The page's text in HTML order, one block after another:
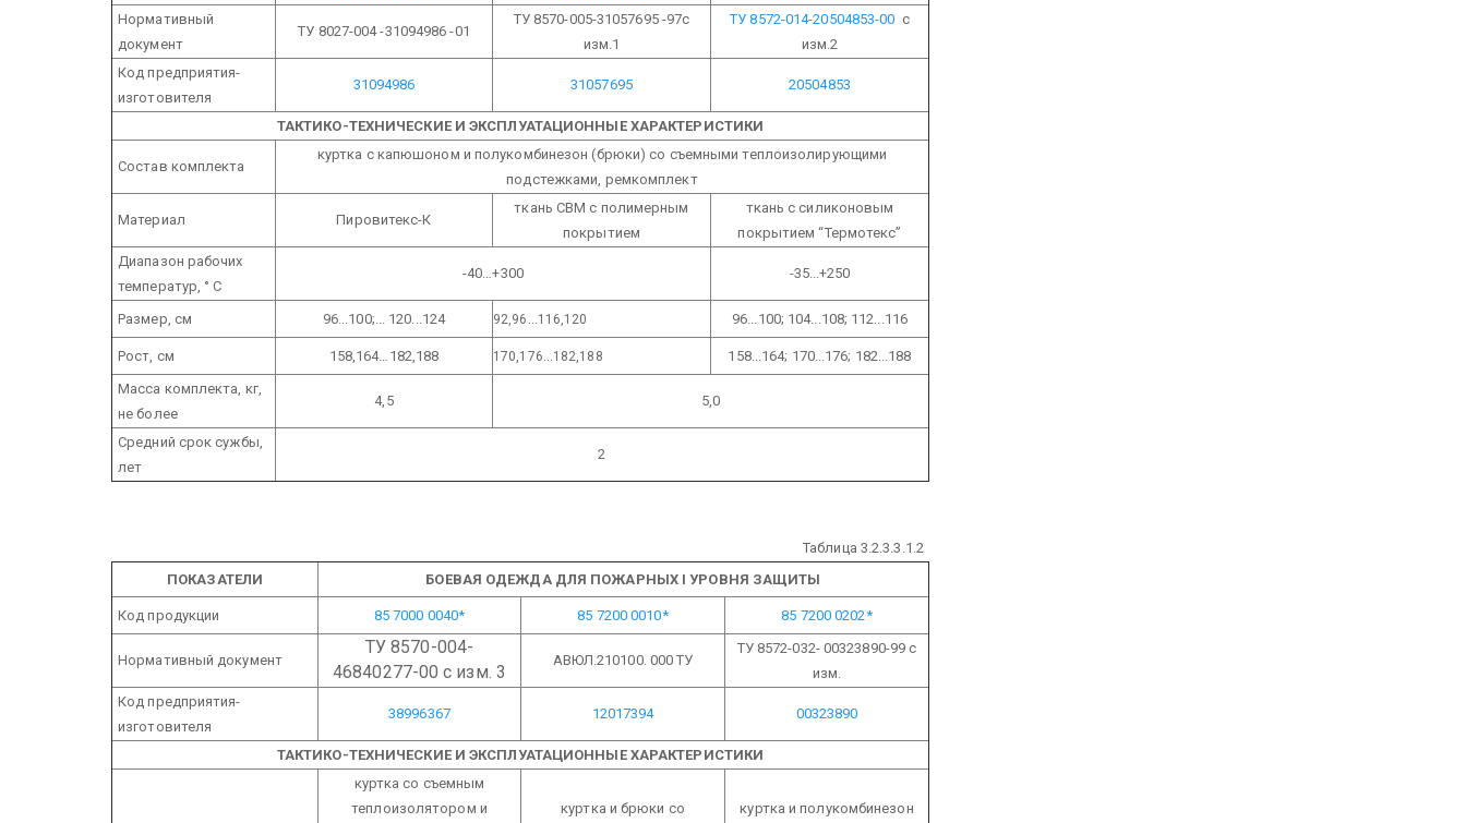
Нормативный
документ
ТУ 8027-004 -31094986 -01
ТУ 8570-005-31057695 -97с
изм.1
ТУ 8572-014-20504853-00 с
изм.2
Код предприятия-
изготовителя
31094986 31057695 20504853
ТАКТИКО-ТЕХНИЧЕСКИЕ И ЭКСПЛУАТАЦИОННЫЕ ХАРАКТЕРИСТИКИ
Состав комплекта
куртка с капюшоном и полукомбинезон (брюки) со съемными теплоизолирующими
подстежками, ремкомплект
Материал Пировитекс-К
ткань СВМ с полимерным
покрытием
ткань с силиконовым
покрытием “Термотекс”
Диапазон рабочих
температур, ° С
-40…+300 -35...+250
Размер, см 96...100;... 120...124 92,96...116,120 96...100; 104...108; 112...116
Рост, см 158,164…182,188 170,176...182,188
158...164; 170...176; 182...188
Масса комплекта, кг,
не более
4,5 5,0
Средний срок сужбы,
лет
2
Таблица 3.2.3.3.1.2
ПОКАЗАТЕЛИ
БОЕВАЯ ОДЕЖДА ДЛЯ ПОЖАРНЫХ I УРОВНЯ ЗАЩИТЫ
Код продукции 85 7000 0040* 85 7200 0010* 85 7200 0202*
Нормативный документ
ТУ 8570-004-
46840277-00 с изм. 3
АВЮЛ.210100. 000 ТУ
ТУ 8572-032- 00323890-99 с
изм.
Код предприятия-
изготовителя
38996367 12017394 00323890
ТАКТИКО-ТЕХНИЧЕСКИЕ И ЭКСПЛУАТАЦИОННЫЕ ХАРАКТЕРИСТИКИ
куртка со съемным
теплоизолятором и
куртка и брюки со
куртка и полукомбинезон